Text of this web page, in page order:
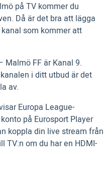
på TV kommer du
Då är det bra att lägga
som kommer att
Malmö FF är Kanal 9.
i ditt utbud är det
av.
Europa League-
på Eurosport Player
koppla din live stream från
TV:n om du har en HDMI-